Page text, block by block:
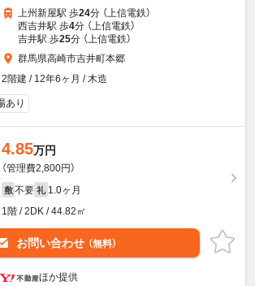
上州新屋駅 歩24分 （上信電鉄）
西吉井駅 歩4分 （上信電鉄）
吉井駅 歩25分 （上信電鉄）
群馬県高崎市吉井町本郷
2階建 / 12年6ヶ月 / 木造
あり
4.85万円
（管理費2,800円）
敷 不要 礼 1.0ヶ月
1階 / 2DK / 44.82㎡
お問い合わせ （無料）
ほか提供